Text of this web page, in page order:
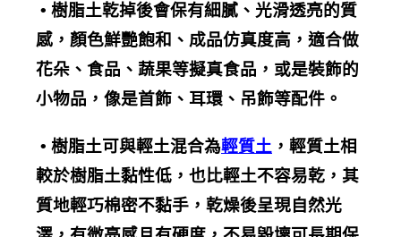
• 樹脂土乾掉後會保有細膩、光滑透亮的質
感，顏色鮮艷飽和、 成品仿真度高，適合做
花朵、食品、蔬果等擬真食品，或是裝飾的
小物品，像是首飾、耳環、吊飾等配件。
• 樹脂土可與輕土混合為輕質土 ，輕質土相
較於樹脂土黏性低，也比輕土不容易乾，其
質地輕巧棉密不黏手，乾燥後呈現自然光